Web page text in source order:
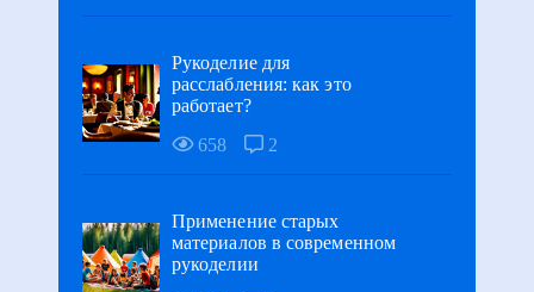
Рукоделие для
расслабления: как это
работает?
658
2
Применение старых
материалов в современном
рукоделии